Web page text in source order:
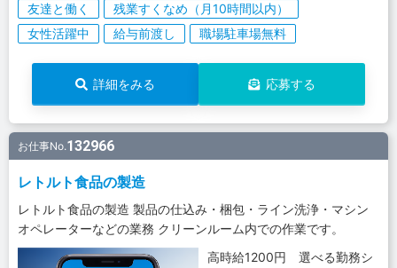
友達と働く
残業すくなめ（月10時間以内）
女性活躍中
給与前渡し 職場駐車場無料
詳細をみる 応募する
お仕事No.132966
レトルト食品の製造
レトルト食品の製造 製品の仕込み・梱包・ライン洗浄・マシン
オペレーターなどの業務 クリーンルーム内での作業です。
高時給1200円 選べる勤務シ